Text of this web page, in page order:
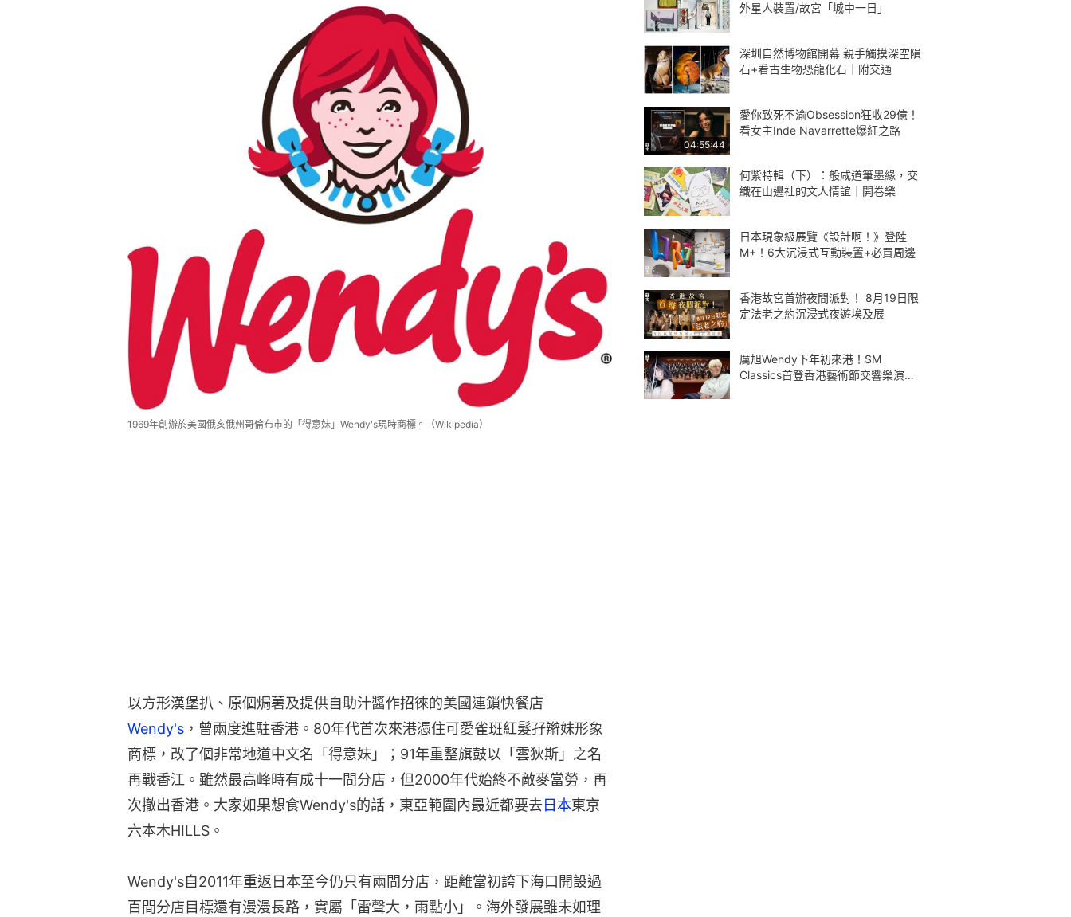
1969年創辦於美國俄亥俄州哥倫布市的「得意妹」Wendy's現時商標。（Wikipedia）
以方形漢堡扒、原個焗薯及提供自助汁醬作招徠的美國連鎖快餐店
Wendy's ，曾兩度進駐香港。80年代首次來港憑住可愛雀班紅髮孖辮妹形象
商標，改了個非常地道中文名「得意妹」；91年重整旗鼓以「雲狄斯」之名
再戰香江。雖然最高峰時有成十一間分店，但2000年代始終不敵麥當勞，再
次撤出香港。大家如果想食Wendy's的話，東亞範圍內最近都要去 日本東京
六本木HILLS。
Wendy's自2011年重返日本至今仍只有兩間分店，距離當初誇下海口開設過
百間分店目標還有漫漫長路，實屬「雷聲大，雨點小」。海外發展雖未如理
外星人裝置/故宮「城中一日」
深圳自然博物館開幕 親手觸摸深空隕
石+看古生物恐龍化石｜附交通
04:55:44
愛你致死不渝Obsession狂收29億！
看女主Inde Navarrette爆紅之路
何紫特輯（下）：般咸道筆墨緣，交
織在山邊社的文人情誼｜開卷樂
日本現象級展覽《設計啊！》登陸
M+！6大沉浸式互動裝置+必買周邊
香港故宮首辦夜間派對！ 8月19日限
定法老之約沉浸式夜遊埃及展
厲旭Wendy下年初來港！SM
Classics首登香港藝術節交響樂演繹